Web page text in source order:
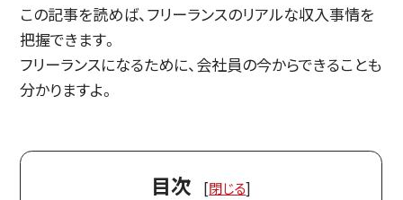
この記事を読めば、フリーランスのリアルな収入事情を
把握できます。
フリーランスになるために、会社員の今からできることも
分かりますよ。
目次 [閉じる]